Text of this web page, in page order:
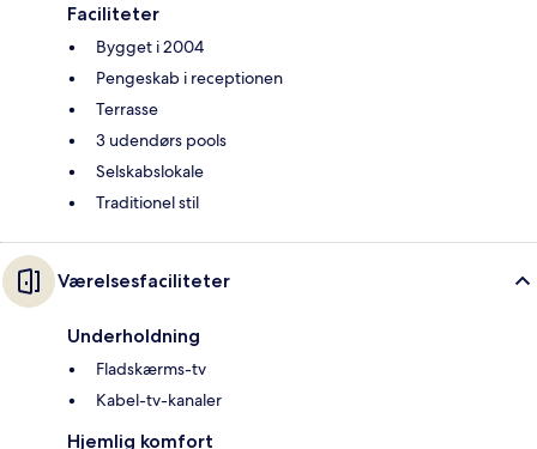
Faciliteter
Bygget i 2004
Pengeskab i receptionen
Terrasse
3 udendørs pools
Selskabslokale
Traditionel stil
Værelsesfaciliteter
Underholdning
Fladskærms-tv
Kabel-tv-kanaler
Hjemlig komfort